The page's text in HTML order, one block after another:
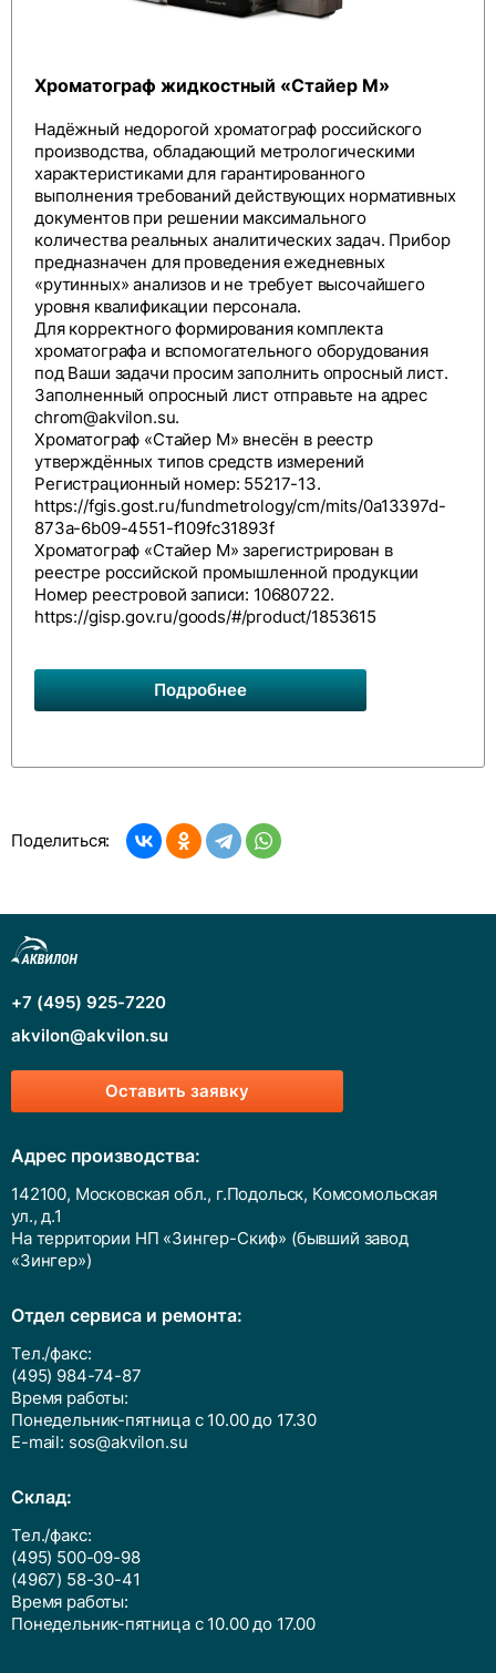
Хроматограф жидкостный «Стайер М»
Надёжный недорогой хроматограф российского
производства, обладающий метрологическими
характеристиками для гарантированного
выполнения требований действующих нормативных
документов при решении максимального
количества реальных аналитических задач. Прибор
предназначен для проведения ежедневных
«рутинных» анализов и не требует высочайшего
уровня квалификации персонала.
Для корректного формирования комплекта
хроматографа и вспомогательного оборудования
под Ваши задачи просим заполнить опросный лист.
Заполненный опросный лист отправьте на адрес
chrom@akvilon.su.
Хроматограф «Стайер М» внесён в реестр
утверждённых типов средств измерений
Регистрационный номер: 55217-13.
https://fgis.gost.ru/fundmetrology/cm/mits/0a13397d-
873a-6b09-4551-f109fc31893f
Хроматограф «Стайер М» зарегистрирован в
реестре российской промышленной продукции
Номер реестровой записи: 10680722.
https://gisp.gov.ru/goods/#/product/1853615
Подробнее
Поделиться:
Оставить заявку
+7 (495) 925-7220
akvilon@akvilon.su
Адрес производства:
142100, Московская обл., г.Подольск, Комсомольская
ул., д.1
На территории НП «Зингер-Скиф» (бывший завод
«Зингер»)
Отдел сервиса и ремонта:
Тел./факс:
(495) 984-74-87
Время работы:
Понедельник-пятница с 10.00 до 17.30
E-mail: sos@akvilon.su
Cклад:
Тел./факс:
(495) 500-09-98
(4967) 58-30-41
Время работы:
Понедельник-пятница с 10.00 до 17.00